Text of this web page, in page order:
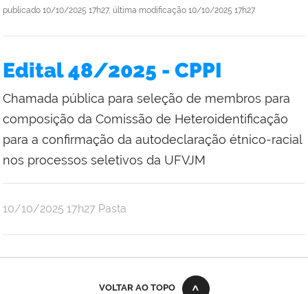
publicado 10/10/2025 17h27, última modificação 10/10/2025 17h27
Edital 48/2025 - CPPI
Chamada pública para seleção de membros para
composição da Comissão de Heteroidentificação
para a confirmação da autodeclaração étnico-racial
nos processos seletivos da UFVJM
publicado
10/10/2025 17h27 Pasta
VOLTAR AO TOPO